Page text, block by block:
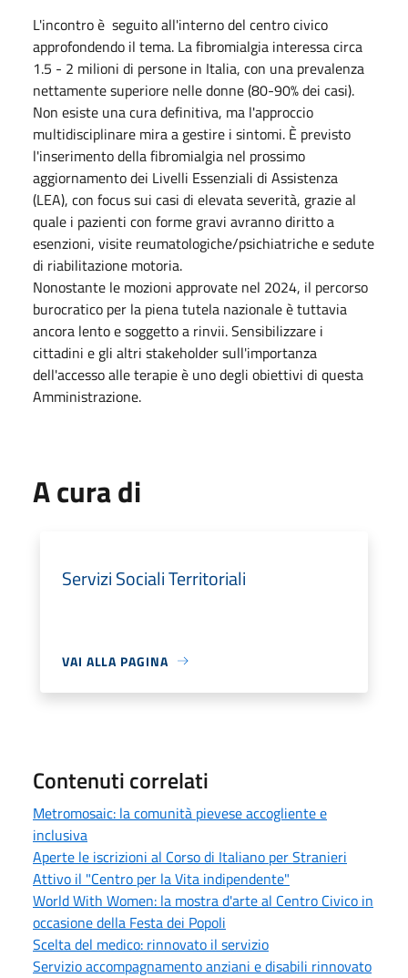
L'incontro è seguito all'interno del centro civico
approfondendo il tema. La fibromialgia interessa circa
1.5 - 2 milioni di persone in Italia, con una prevalenza
nettamente superiore nelle donne (80-90% dei casi).
Non esiste una cura definitiva, ma l'approccio
multidisciplinare mira a gestire i sintomi. È previsto
l'inserimento della fibromialgia nel prossimo
aggiornamento dei Livelli Essenziali di Assistenza
(LEA), con focus sui casi di elevata severità, grazie al
quale i pazienti con forme gravi avranno diritto a
esenzioni, visite reumatologiche/psichiatriche e sedute
di riabilitazione motoria.
Nonostante le mozioni approvate nel 2024, il percorso
burocratico per la piena tutela nazionale è tuttavia
ancora lento e soggetto a rinvii. Sensibilizzare i
cittadini e gli altri stakeholder sull'importanza
dell'accesso alle terapie è uno degli obiettivi di questa
Amministrazione.
A cura di
Servizi Sociali Territoriali
VAI ALLA PAGINA
Contenuti correlati
Metromosaic: la comunità pievese accogliente e
inclusiva
Aperte le iscrizioni al Corso di Italiano per Stranieri
Attivo il "Centro per la Vita indipendente"
World With Women: la mostra d'arte al Centro Civico in
occasione della Festa dei Popoli
Scelta del medico: rinnovato il servizio
Servizio accompagnamento anziani e disabili rinnovato